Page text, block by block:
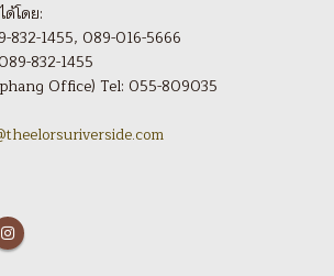
ด้โดย:
832-1455, 089-016-5666
832-1455
Office) Tel: 055-809035